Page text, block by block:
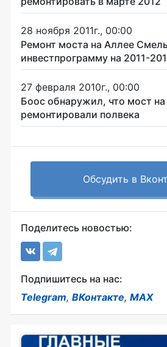
28 ноября 2011г., 00:00
Ремонт моста на Аллее
инвестпрограмму на 2011-
27 февраля 2010г., 00:00
Боос обнаружил, что мост
ремонтировали полвека
Обсудить в
Поделитесь новостью:
Подпишитесь на нас:
Telegram, ВКонтакте, MAX